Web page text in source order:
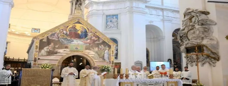
Em encontro com a Juventude Franciscana em Assis, o Pontífice
exortou os jovens a superarem o medo e a resignação,
construindo um futuro fundamen...
06 / Aug|Roma